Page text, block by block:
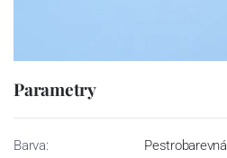
Parametry
Barva:
Pestrobarevná